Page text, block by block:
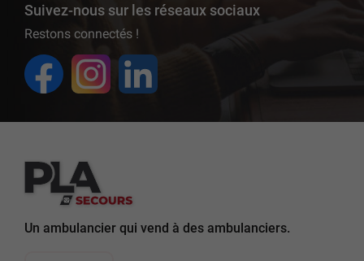
Suivez-nous sur les réseaux sociaux
Restons connectés !
Un ambulancier qui vend à des ambulanciers.